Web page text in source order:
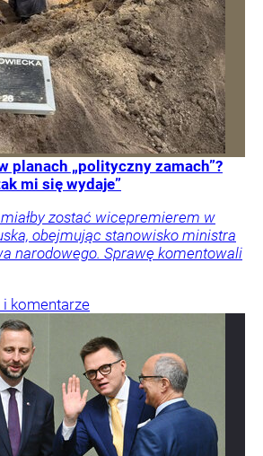
planach „polityczny zamach”?
mi się wydaje”
zostać wicepremierem w
obejmując stanowisko ministra
narodowego. Sprawę komentowali
i komentarze